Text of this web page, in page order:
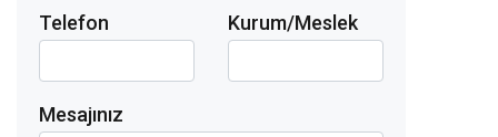
Telefon Kurum/Meslek
Mesajınız